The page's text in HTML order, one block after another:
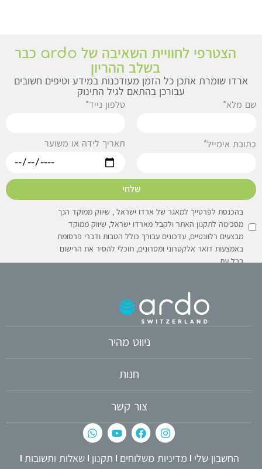
הצטרפי לחוויית השאיבה של ardo כבר
בשלב ההריון
ארדו שומרת אתכן כל הזמן מעודכנות במידע וטיפים חשובים
עבורכן בהתאם לגיל התינוק
בהכנסת לפרטייך למאגר של ארדו ישראל , שיווק ממוקד הנך
מסכימה לתקנון האתר ולקבל מארדו ישראל, שיווק ממוקד
מבצעים רלוונטיים, עדכונים עבורך כולל הטבות ודברי פרסומת
באמצעות דואר אלקטרוני ומסרונים, תוכלי להסיר את הרישום
בכל עת
שם מלא* טלפון נייד*
כתובת אימייל* תאריך לידה או משוער
שלחי
ניווט מהיר
חנות
צור קשר
החשבון שלי מדיניות משלוחים תקנון שאלות ותשובות